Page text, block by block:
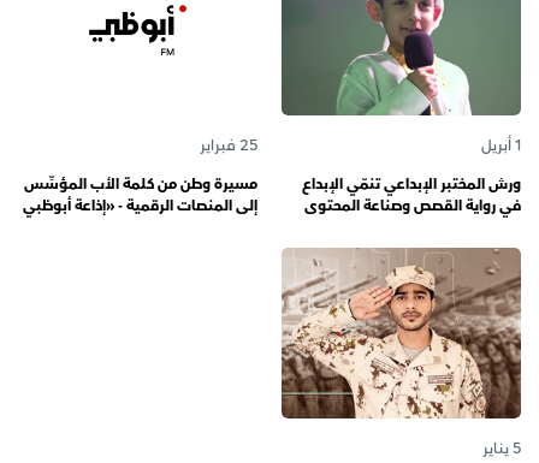
1 أبريل
ورش المختبر الإبداعي تنمّي الإبداع
في رواية القصص وصناعة المحتوى
الصغار
25 فبراير
مسيرة وطن من كلمة الأب المؤسِّس
إلى المنصات الرقمية - «إذاعة أبوظبي
5 يناير